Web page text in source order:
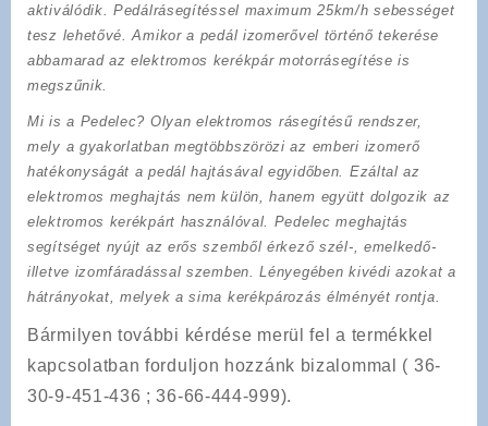
aktiválódik. Pedálrásegítéssel maximum 25km/h sebességet
tesz lehetővé. Amikor a pedál izomerővel történő tekerése
abbamarad az elektromos kerékpár motorrásegítése is
megszűnik.
Mi is a Pedelec? Olyan elektromos rásegítésű rendszer,
mely a gyakorlatban megtöbbszörözi az emberi izomerő
hatékonyságát a pedál hajtásával egyidőben. Ezáltal az
elektromos meghajtás nem külön, hanem együtt dolgozik az
elektromos kerékpárt használóval. Pedelec meghajtás
segítséget nyújt az erős szemből érkező szél-, emelkedő-
illetve izomfáradással szemben. Lényegében kivédi azokat a
hátrányokat, melyek a sima kerékpározás élményét rontja.
Bármilyen további kérdése merül fel a termékkel
kapcsolatban forduljon hozzánk bizalommal ( 36-
30-9-451-436 ; 36-66-444-999).